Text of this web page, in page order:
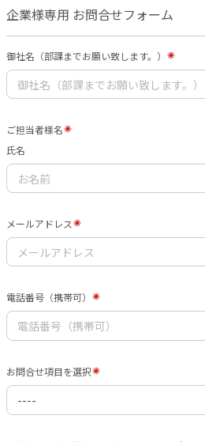
企業様専用 お問合せフォーム
御社名（部課までお願い致します。）
ご担当者様名
氏名
メールアドレス
電話番号（携帯可）
お問合せ項目を選択